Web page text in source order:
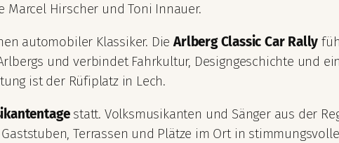
Marcel Hirscher und Toni Innauer.
automobiler Klassiker. DieArlberg Classic Car Rally
und verbindet Fahrkultur, Designgeschichte und
ist der Rüfiplatz in Lech.
statt. Volksmusikanten und Sänger aus der
Terrassen und Plätze im Ort in